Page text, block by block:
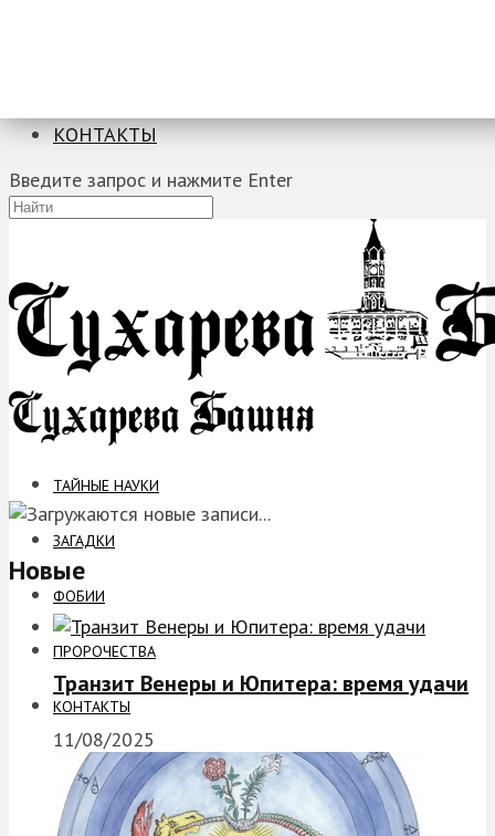
КОНТАКТЫ
Введите запрос и нажмите Enter
ТАЙНЫЕ НАУКИ
ЗАГАДКИ
ФОБИИ
ПРОРОЧЕСТВА
КОНТАКТЫ
Новые
Транзит Венеры и Юпитера: время удачи
11/08/2025